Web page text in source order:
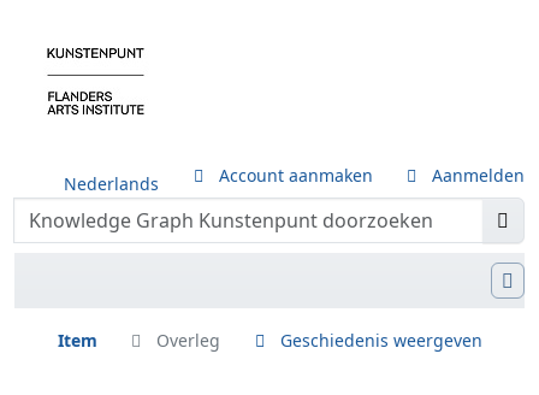
Nederlands Account aanmaken Aanmelden
Item Overleg Geschiedenis weergeven